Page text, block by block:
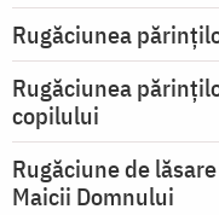
Rugăciunea
Rugăciunea
copilului
Rugăciune de
Maicii Domnului